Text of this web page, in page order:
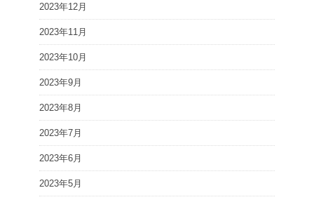
2023年12月
2023年11月
2023年10月
2023年9月
2023年8月
2023年7月
2023年6月
2023年5月